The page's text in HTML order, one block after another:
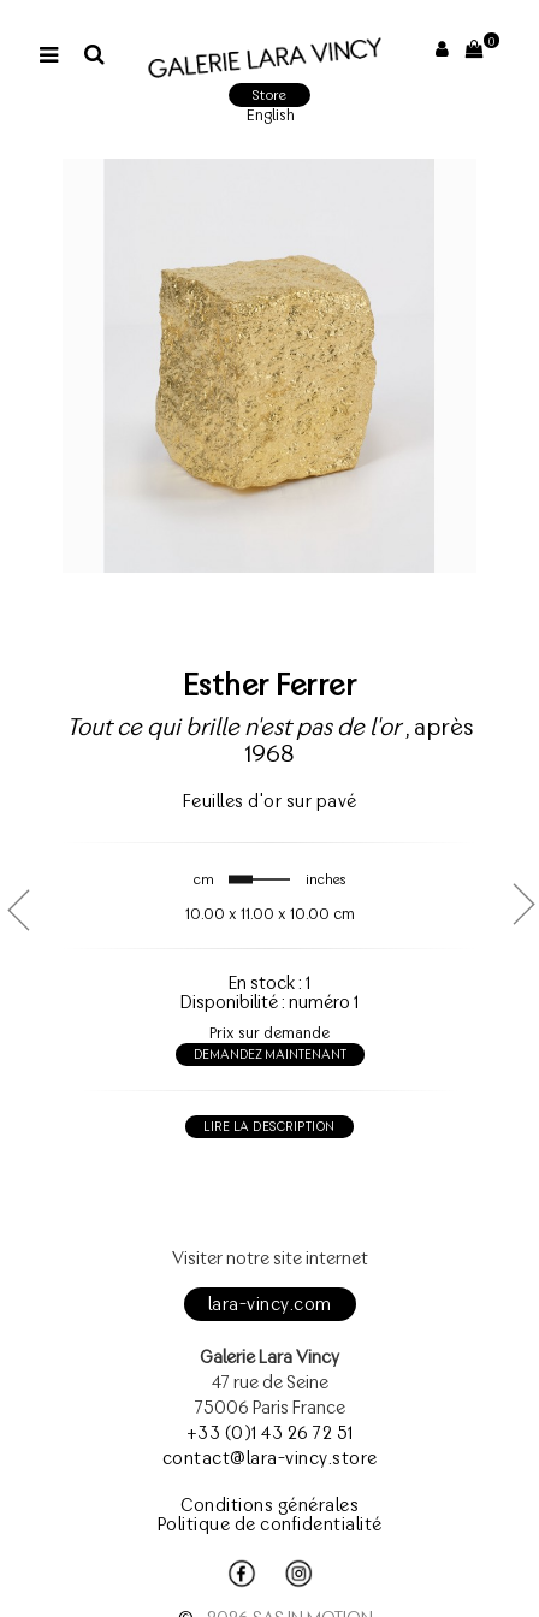
0
Store
English
Esther Ferrer
Tout ce qui brille n'est pas de l'or, après
1968
Feuilles d'or sur pavé
cm inches
10.00 x 11.00 x 10.00 cm
En stock : 1
Disponibilité : numéro 1
Prix sur demande
DEMANDEZ MAINTENANT
LIRE LA DESCRIPTION
Visiter notre site internet
lara-vincy.com
Galerie Lara Vincy
47 rue de Seine
75006 Paris France
+33 (0)1 43 26 72 51
contact@lara-vincy.store
Conditions générales
Politique de confidentialité